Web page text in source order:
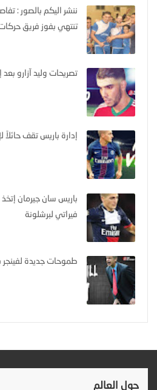
ننشر اليكم بالصور :
تنتهي بفوز فريق
تصريحات وليد آزارو
إدارة باريس تقف حائلاً
باريس سان جيرمان إتخذ
فيراتي لبرشلونة
طموحات جديدة لفينجر
حول العالم